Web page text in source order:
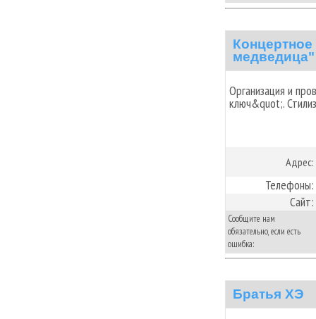
медведица"
Организация и
ключ&quot;.
Адрес:
Телефоны:
Сайт:
Сообщите нам
обязательно, если есть
ошибка:
Братья ХЭ